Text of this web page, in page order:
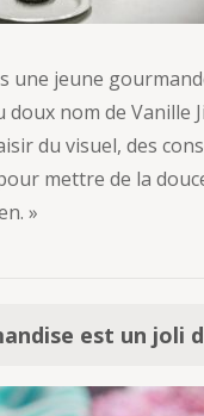
une jeune
nom de Vanille
du visuel, des
mettre de la
»
est un joli